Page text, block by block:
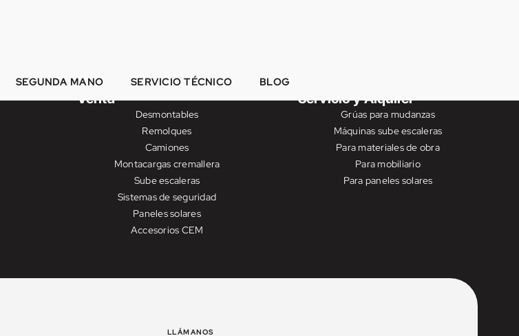
SEGUNDA MANO SERVICIO TÉCNICO BLOG
Venta
Desmontables
Remolques
Camiones
Montacargas cremallera
Sube escaleras
Sistemas de seguridad
Paneles solares
Accesorios CEM
Servicio y Alquiler
Grúas para mudanzas
Máquinas sube escaleras
Para materiales de obra
Para mobiliario
Para paneles solares
LLÁMANOS